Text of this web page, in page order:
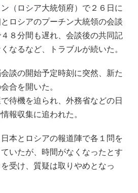
（ロシア大統領府）で２６日に
ロシアのプーチン大統領の会談
８分間も遅れ、会談後の共同記
なるなど、トラブルが続いた。
談の開始予定時刻に突然、新た
合を開いた。
待機を迫られ、外務省などの日
報収集に追われた。
本とロシアの報道陣で各１問を
いたが、時間がなくなったとす
受け、質疑は取りやめとなっ